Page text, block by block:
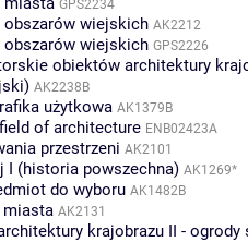
GPS2234
obszarów wiejskich AK2212
obszarów wiejskich GPS2226
obiektów architektury
AK2238B
użytkowa AK1379B
of architecture ENB02423A
przestrzeni AK2101
I (historia powszechna) AK1269*
do wyboru AK1482B
miasta AK2131
krajobrazu II - ogrody